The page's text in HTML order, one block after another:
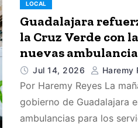
LOCAL
Guadalajara
la Cruz Verde con
nuevas
Jul 14, 2026 Haremy
Por Haremy Reyes La
gobierno de Guadalajara
ambulancias para los